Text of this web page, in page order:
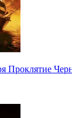
Проклятие